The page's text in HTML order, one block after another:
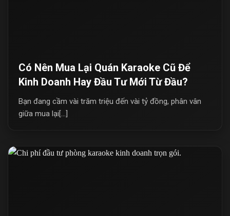
Có Nên Mua Lại Quán Karaoke Cũ Để
Kinh Doanh Hay Đầu Tư Mới Từ Đầu?
Bạn đang cầm vài trăm triệu đến vài tỷ đồng, phân vân
giữa mua lại[...]